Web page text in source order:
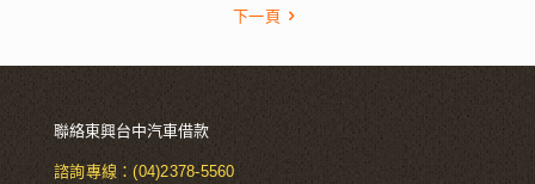
下一頁
聯絡東興台中汽車借款
諮詢專線：(04)2378-5560